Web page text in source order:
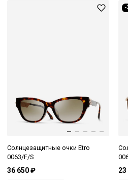
Солнцезащитные очки Etro
0063/F/S
36 650 ₽
-